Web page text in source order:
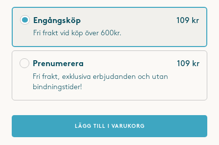
Engångsköp
Fri frakt vid köp över 600kr.
109 kr
Prenumerera
Fri frakt, exklusiva erbjudanden och utan
bindningstider!
109 kr
LÄGG TILL I VARUKORG